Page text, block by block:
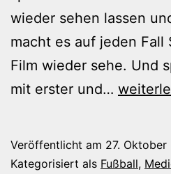
wieder sehen lassen
macht es auf jeden Fall
Film wieder sehe. Und
mit erster und… Spiel
Veröffentlicht am 27. Oktober
Kategorisiert als Fußball,